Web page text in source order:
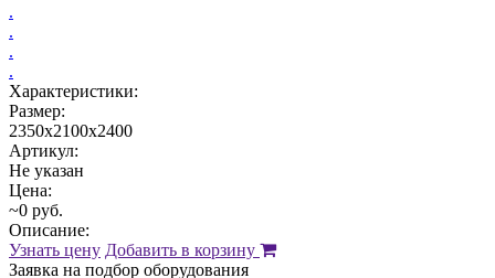
.
.
.
.
Характеристики:
Размер:
2350x2100x2400
Артикул:
Не указан
Цена:
~0 руб.
Описание:
Узнать цену Добавить в корзину
Заявка на подбор оборудования